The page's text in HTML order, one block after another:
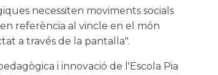
necessiten moviments socials
referència al vincle en el món
a través de la pantalla".
i innovació de l'Escola Pia